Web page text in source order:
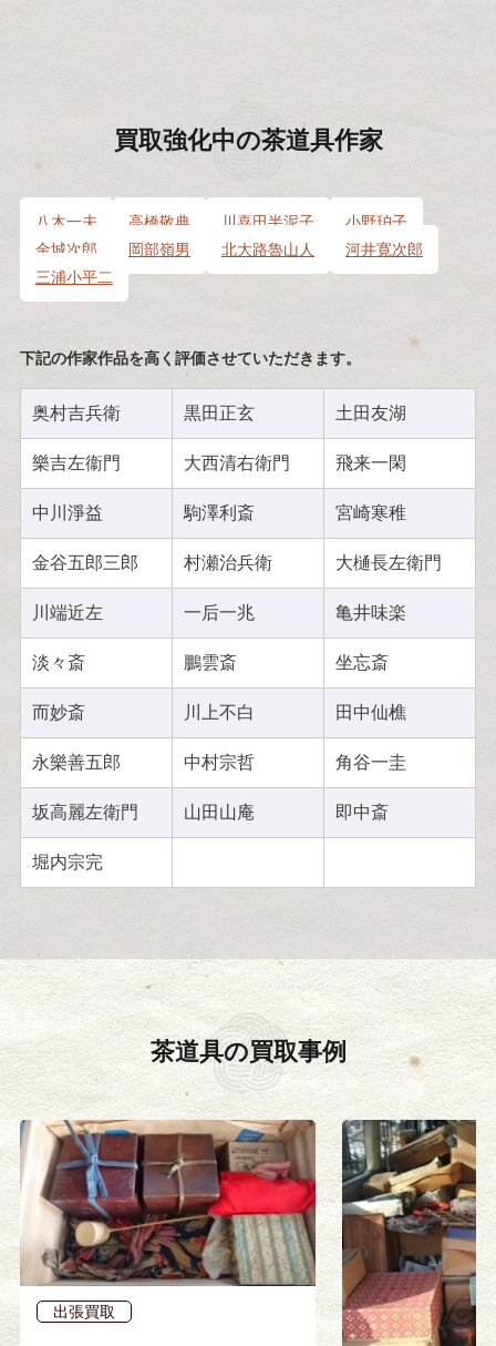
買取強化中の茶道具作家
八木一夫 高橋敬典 川喜田半泥子
小野珀子
金城次郎
岡部嶺男 北大路魯山人
河井寛次郎
三浦小平二
下記の作家作品を高く評価させていただきます。
奥村吉兵衛 黒田正玄 土田友湖
樂吉左衞門 大西清右衛門 飛来一閑
中川淨益 駒澤利斎 宮崎寒稚
金谷五郎三郎 村瀬治兵衛 大樋長左衛門
川端近左 一后一兆 亀井味楽
淡々斎 鵬雲斎 坐忘斎
而妙斎 川上不白 田中仙樵
永樂善五郎 中村宗哲 角谷一圭
坂高麗左衛門 山田山庵 即中斎
堀内宗完
茶道具の買取事例
出張買取